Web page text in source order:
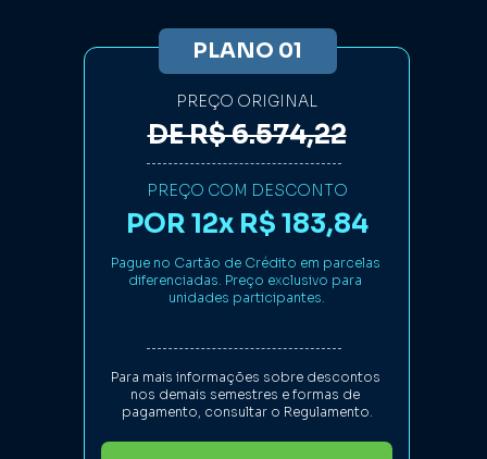
DE R$ 6.574,22
PLANO 01
PREÇO ORIGINAL
POR 12x R$ 183,84
PREÇO COM DESCONTO
Pague no Cartão de Crédito em parcelas
diferenciadas. Preço exclusivo para
unidades participantes.
Para mais informações sobre descontos
nos demais semestres e formas de
pagamento, consultar o Regulamento.